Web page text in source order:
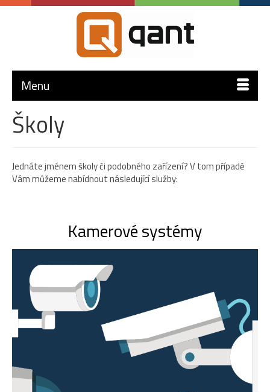
Menu
Školy
Jednáte jménem školy či podobného zařízení? V tom případě
Vám můžeme nabídnout následující služby:
Kamerové systémy